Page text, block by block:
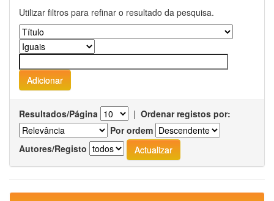
Utilizar filtros para refinar o resultado da pesquisa.
Resultados/Página | Ordenar registos por:
Por ordem
Autores/Registo